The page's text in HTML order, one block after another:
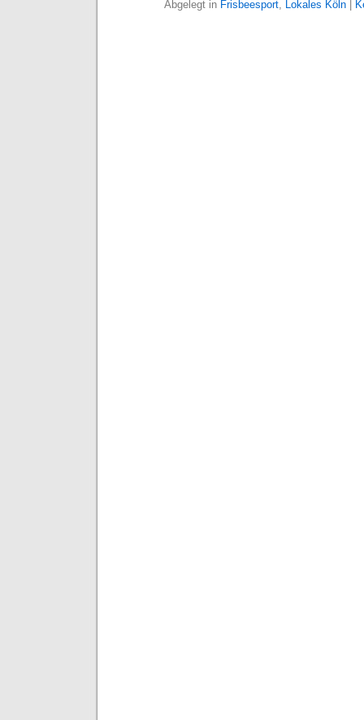
Abgelegt in Frisbeesport, Lokales Köln|